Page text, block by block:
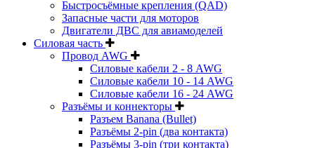
Быстросъёмные крепления (QAD)
Запасные части для моторов
Двигатели ДВС для авиамоделей
Силовая часть
Провод AWG
Силовые кабели 2 - 8 AWG
Силовые кабели 10 - 14 AWG
Силовые кабели 16 - 24 AWG
Разъёмы и коннекторы
Разъем Banana (Bullet)
Разъёмы 2-pin (два контакта)
Разъёмы 3-pin (три контакта)